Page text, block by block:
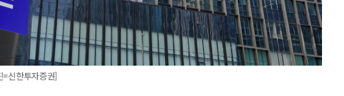
신한투자증권]